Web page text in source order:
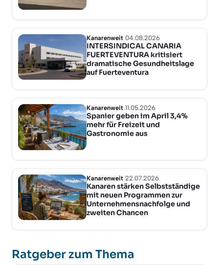
Kanarenweit 04.08.2026
INTERSINDICAL CANARIA
FUERTEVENTURA kritisiert
dramatische Gesundheitslage
auf Fuerteventura
Kanarenweit 11.05.2026
Spanier geben im April 3,4%
mehr für Freizeit und
Gastronomie aus
Kanarenweit 22.07.2026
Kanaren stärken Selbstständige
mit neuen Programmen zur
Unternehmensnachfolge und
zweiten Chancen
Ratgeber zum Thema